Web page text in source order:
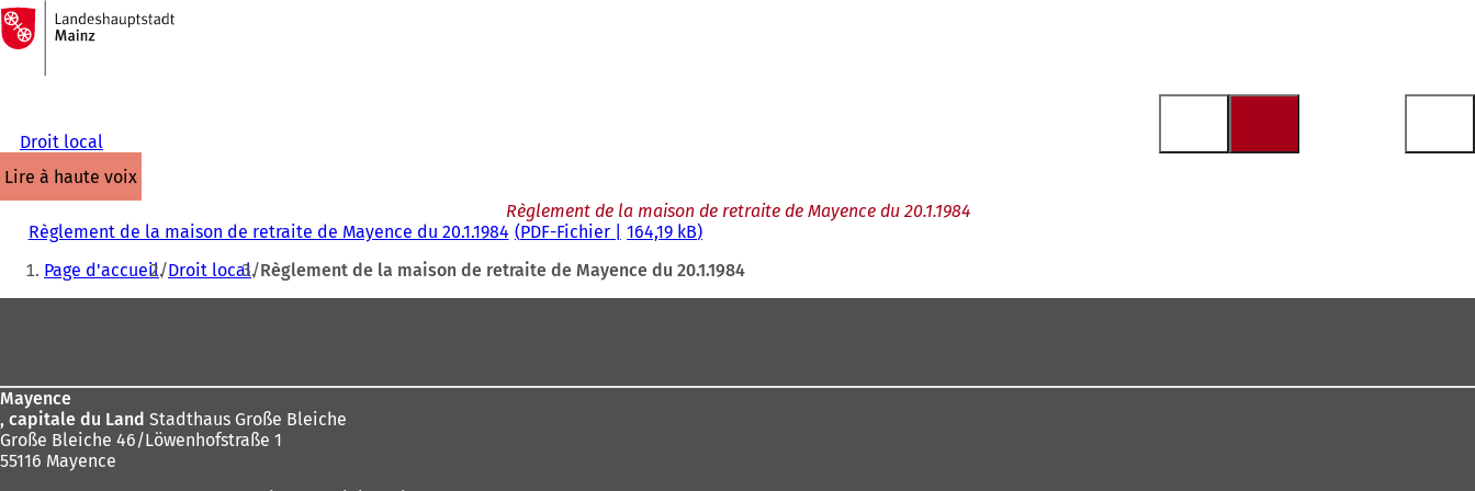
Accéder au contenu
Vers
la
page
d'accueil
Droit local
lire à haute voix
Règlement de la maison de retraite de Mayence du 20.1.1984
Règlement de la maison de retraite de Mayence du 20.1.1984 PDF-Fichier 164,19 kB
Vous
êtes
Page d'accueil Droit local Règlement de la maison de retraite de Mayence du 20.1.1984
Mayence
, capitale du Land Stadthaus Große Bleiche
Große Bleiche 46/Löwenhofstraße 1
55116 Mayence